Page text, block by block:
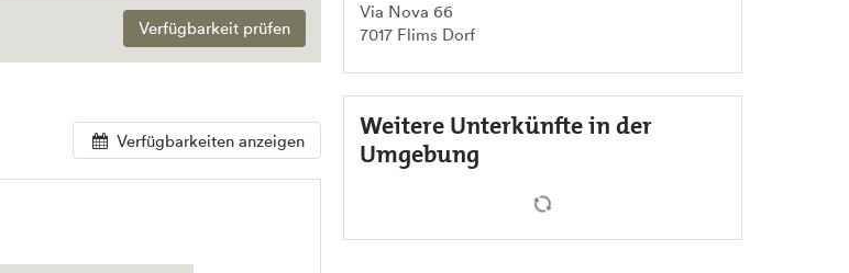
Verfügbarkeit prüfen
Verfügbarkeiten anzeigen
Via Nova 66
7017 Flims Dorf
Weitere Unterkünfte in der
Umgebung